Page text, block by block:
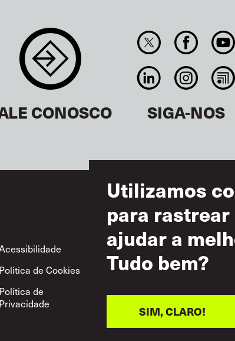
CONOSCO SIGA-NOS
Termos de Uso
Política de Cookies
Uso Aceitável
Política de
Privacidade
Utilizamos
para rastrear
ajudar a
Tudo bem?
SIM, CLARO!